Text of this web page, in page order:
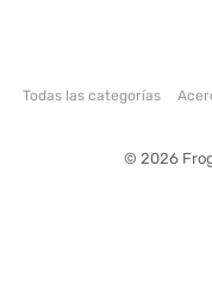
Todas las categorías
© 2026